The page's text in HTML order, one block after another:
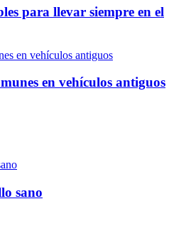
para llevar siempre en el
en vehículos antiguos
sano